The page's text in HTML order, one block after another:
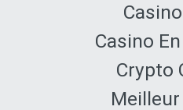
Casino
Crypto